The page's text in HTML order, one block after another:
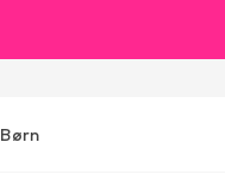
Børn